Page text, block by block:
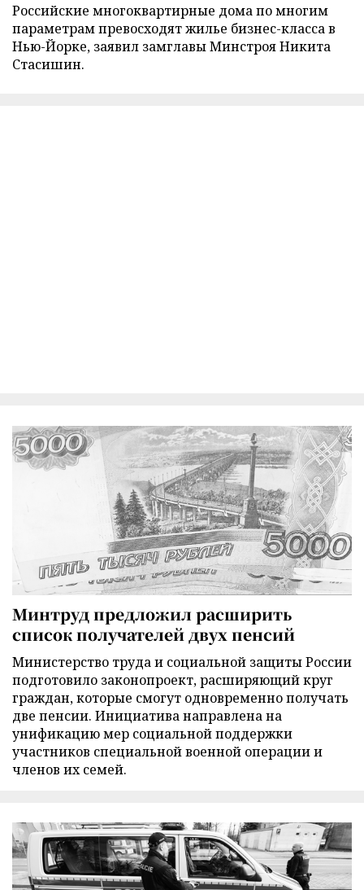
Российские многоквартирные дома по многим
параметрам превосходят жилье бизнес-класса в
Нью-Йорке, заявил замглавы Минстроя Никита
Стасишин.
Минтруд предложил расширить
список получателей двух пенсий
Министерство труда и социальной защиты России
подготовило законопроект, расширяющий круг
граждан, которые смогут одновременно получать
две пенсии. Инициатива направлена на
унификацию мер социальной поддержки
участников специальной военной операции и
членов их семей.